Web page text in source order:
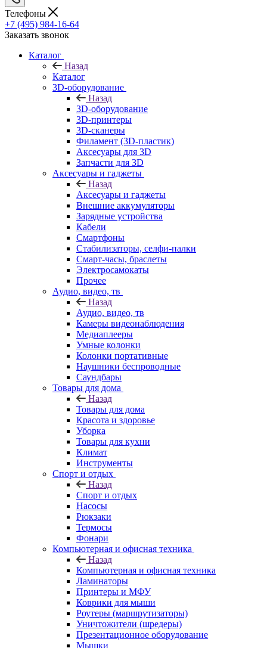
Телефоны
+7 (495) 984-16-64
Заказать звонок
Каталог
Назад
Каталог
3D-оборудование
Назад
3D-оборудование
3D-принтеры
3D-сканеры
Филамент (3D-пластик)
Аксесуары для 3D
Запчасти для 3D
Аксесуары и гаджеты
Назад
Аксесуары и гаджеты
Внешние аккумуляторы
Зарядные устройства
Кабели
Смартфоны
Стабилизаторы, селфи-палки
Смарт-часы, браслеты
Электросамокаты
Прочее
Аудио, видео, тв
Назад
Аудио, видео, тв
Камеры видеонаблюдения
Медиаплееры
Умные колонки
Колонки портативные
Наушники беспроводные
Саундбары
Товары для дома
Назад
Товары для дома
Красота и здоровье
Уборка
Товары для кухни
Климат
Инструменты
Спорт и отдых
Назад
Спорт и отдых
Насосы
Рюкзаки
Термосы
Фонари
Компьютерная и офисная техника
Назад
Компьютерная и офисная техника
Ламинаторы
Принтеры и МФУ
Коврики для мыши
Роутеры (маршрутизаторы)
Уничтожители (шредеры)
Презентационное оборудование
Мышки